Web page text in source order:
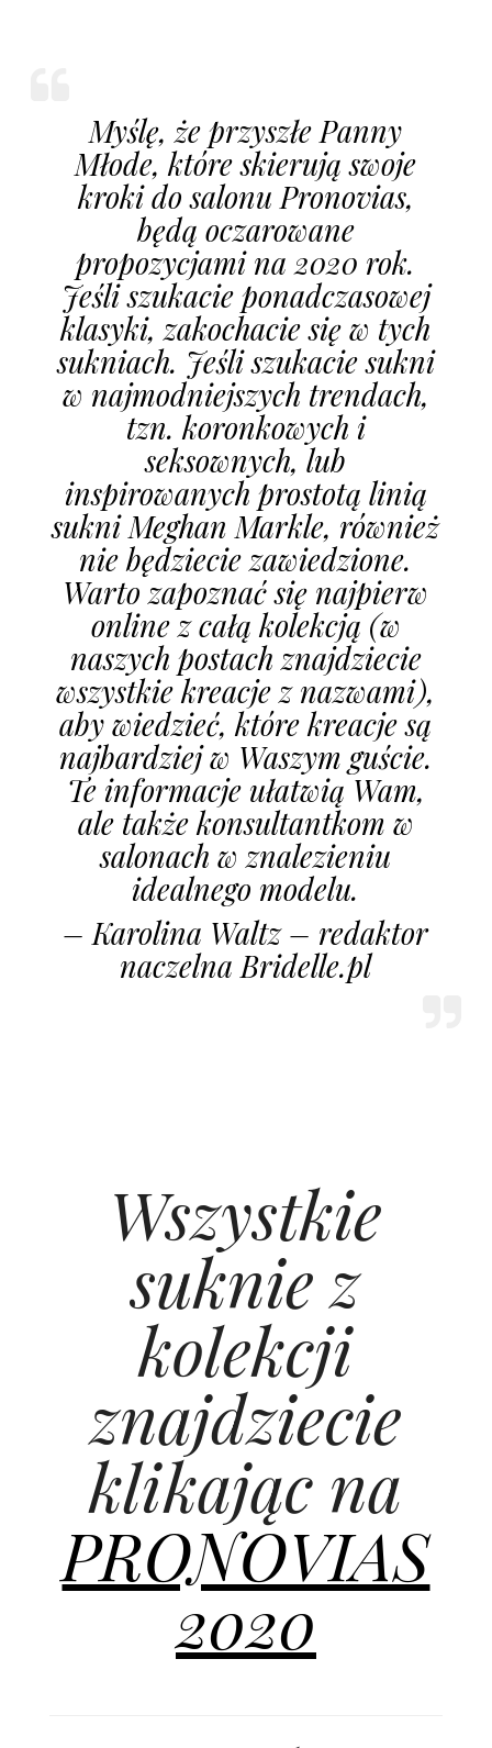
Myślę, że przyszłe Panny
Młode, które skierują swoje
kroki do salonu Pronovias,
będą oczarowane
propozycjami na 2020 rok.
Jeśli szukacie ponadczasowej
klasyki, zakochacie się w tych
sukniach. Jeśli szukacie sukni
w najmodniejszych trendach,
tzn. koronkowych i
seksownych, lub
inspirowanych prostotą linią
sukni Meghan Markle, również
nie będziecie zawiedzione.
Warto zapoznać się najpierw
online z całą kolekcją (w
naszych postach znajdziecie
wszystkie kreacje z nazwami),
aby wiedzieć, które kreacje są
najbardziej w Waszym guście.
Te informacje ułatwią Wam,
ale także konsultantkom w
salonach w znalezieniu
idealnego modelu.
– Karolina Waltz – redaktor
naczelna Bridelle.pl
Wszystkie
suknie z
kolekcji
znajdziecie
klikając na
PRONOVIAS
2020